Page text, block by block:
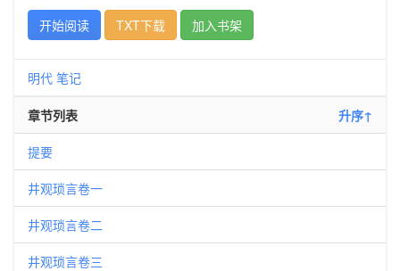
开始阅读
TXT下载 加入书架
明代 笔记
章节列表 升序↑
提要
井观琐言卷一
井观琐言卷二
井观琐言卷三